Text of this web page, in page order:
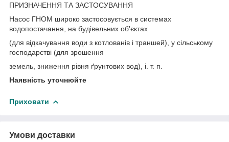
ПРИЗНАЧЕННЯ ТА ЗАСТОСУВАННЯ
Насос ГНОМ широко застосовується в системах
водопостачання, на будівельних об'єктах
(для відкачування води з котлованів і траншей), у сільському
господарстві (для зрошення
земель, зниження рівня ґрунтових вод), і. т. п.
Наявність уточнюйте
Приховати
Умови доставки